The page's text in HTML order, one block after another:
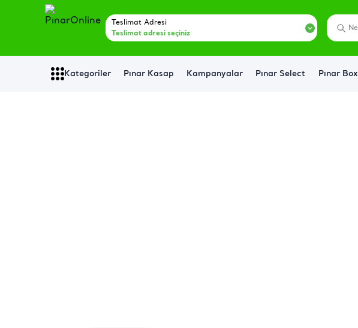
Teslimat Adresi
Teslimat adresi seçiniz
Kategoriler Pınar Kasap Kampanyalar Pınar Select Pınar Box